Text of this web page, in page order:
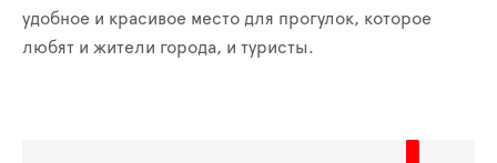
удобное и красивое место для прогулок, которое
любят и жители города, и туристы.